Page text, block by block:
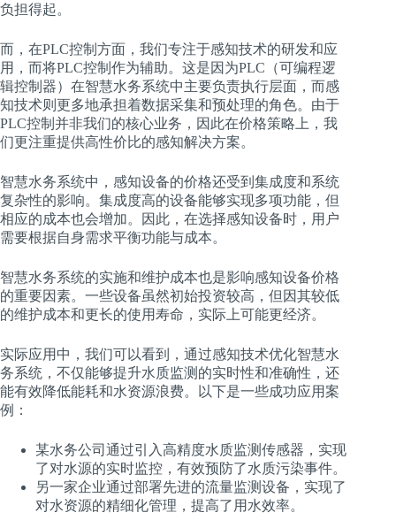
负担得起。
而，在PLC控制方面，我们专注于感知技术的研发和应
用，而将PLC控制作为辅助。这是因为PLC（可编程逻
辑控制器）在智慧水务系统中主要负责执行层面，而感
知技术则更多地承担着数据采集和预处理的角色。由于
PLC控制并非我们的核心业务，因此在价格策略上，我
们更注重提供高性价比的感知解决方案。
智慧水务系统中，感知设备的价格还受到集成度和系统
复杂性的影响。集成度高的设备能够实现多项功能，但
相应的成本也会增加。因此，在选择感知设备时，用户
需要根据自身需求平衡功能与成本。
智慧水务系统的实施和维护成本也是影响感知设备价格
的重要因素。一些设备虽然初始投资较高，但因其较低
的维护成本和更长的使用寿命，实际上可能更经济。
实际应用中，我们可以看到，通过感知技术优化智慧水
务系统，不仅能够提升水质监测的实时性和准确性，还
能有效降低能耗和水资源浪费。以下是一些成功应用案
例：
某水务公司通过引入高精度水质监测传感器，实现
了对水源的实时监控，有效预防了水质污染事件。
另一家企业通过部署先进的流量监测设备，实现了
对水资源的精细化管理，提高了用水效率。